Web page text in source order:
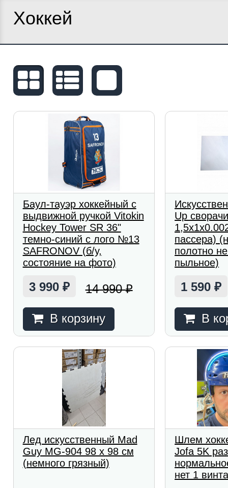
Хоккей
Баул-тауэр хоккейный с
выдвижной ручкой Vitokin
Hockey Tower SR 36"
темно-синий с лого №13
SAFRONOV (б/у,
состояние на фото)
3 990 ₽ 14 990₽
В корзину
Up
пассера)
полотно
пыльное)
1 590₽
В
Лед искусственный Mad
Guy MG-904 98 х 98 cм
(немного грязный)
Шлем
Jofa 5K
нет 1